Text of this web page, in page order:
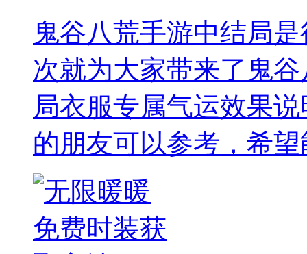
鬼谷八荒手游中结局
次就为大家带来了鬼
局衣服专属气运效果
的朋友可以参考，希